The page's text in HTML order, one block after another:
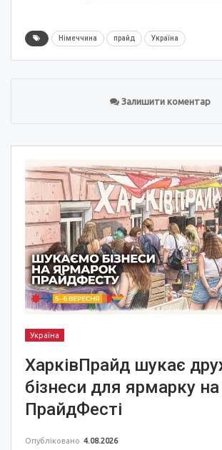
Німеччина прайд Україна
Залишити коментар
Україна
ХарківПрайд шукає
бізнеси для ярмарку на
ПрайдФесті
Опубліковано 4.08.2026